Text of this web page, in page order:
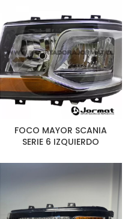
FOCO MAYOR SCANIA
SERIE 6 IZQUIERDO